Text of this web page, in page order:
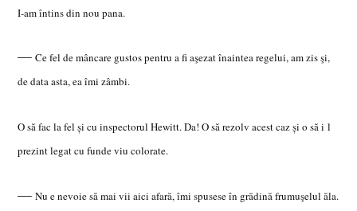
I-am întins din nou pana.
—Ce fel de mâncare gustos pentru a fi aşezat înaintea regelui, am zis şi,
de data asta, ea îmi zâmbi.
O să fac la fel şi cu inspectorul Hewitt. Da! O să rezolv acest caz şi o să i l
prezint legat cu funde viu colorate.
—Nue nevoie să mai vii aici afară, îmi spusese în grădină frumuşelul ăla.